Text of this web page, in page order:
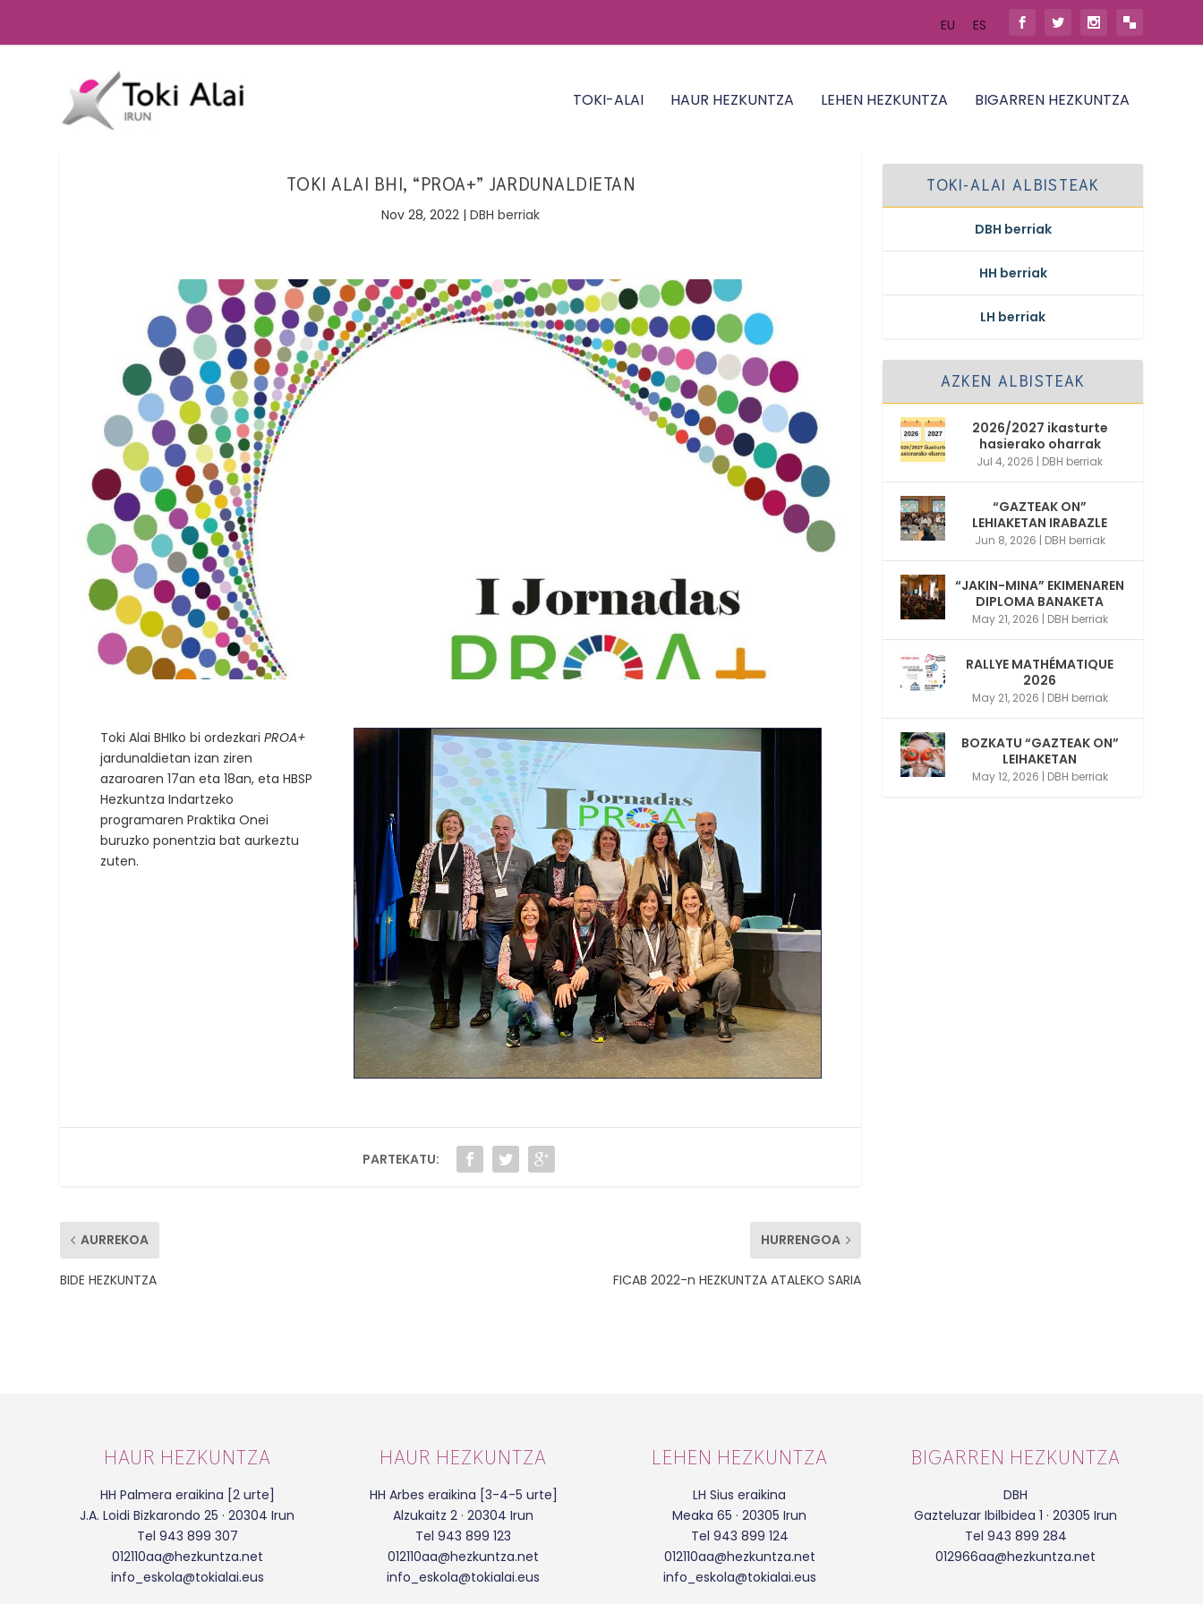
EU ES
TOKI-ALAI HAUR HEZKUNTZA LEHEN HEZKUNTZA BIGARREN HEZKUNTZA
TOKI ALAI BHI, “PROA+” JARDUNALDIETAN
Nov 28, 2022 |DBH berriak
Toki Alai BHIko bi ordezkari PROA+
jardunaldietan izan ziren
azaroaren 17an eta 18an, eta HBSP
Hezkuntza Indartzeko
programaren Praktika Onei
buruzko ponentzia bat aurkeztu
zuten.
PARTEKATU:
AURREKOA
BIDE HEZKUNTZA
HURRENGOA
FICAB 2022-n HEZKUNTZA ATALEKO SARIA
TOKI-ALAI ALBISTEAK
DBH berriak
HH berriak
LH berriak
AZKEN ALBISTEAK
2026/2027 ikasturte
hasierako oharrak
Jul 4, 2026 | DBH berriak
“GAZTEAK ON”
LEHIAKETAN IRABAZLE
Jun 8, 2026 | DBH berriak
“JAKIN-MINA” EKIMENAREN
DIPLOMA BANAKETA
May 21, 2026 | DBH berriak
RALLYE MATHÉMATIQUE
2026
May 21, 2026 | DBH berriak
BOZKATU “GAZTEAK ON”
LEIHAKETAN
May 12, 2026 | DBH berriak
HAUR HEZKUNTZA
HH Palmera eraikina [2 urte]
J.A. Loidi Bizkarondo 25 · 20304 Irun
Tel 943 899 307
012110aa@hezkuntza.net
info_eskola@tokialai.eus
HAUR HEZKUNTZA
HH Arbes eraikina [3-4-5 urte]
Alzukaitz 2 · 20304 Irun
Tel 943 899 123
012110aa@hezkuntza.net
info_eskola@tokialai.eus
LEHEN HEZKUNTZA
LH Sius eraikina
Meaka 65 · 20305 Irun
Tel 943 899 124
012110aa@hezkuntza.net
info_eskola@tokialai.eus
BIGARREN HEZKUNTZA
DBH
Gazteluzar Ibilbidea 1 · 20305 Irun
Tel 943 899 284
012966aa@hezkuntza.net